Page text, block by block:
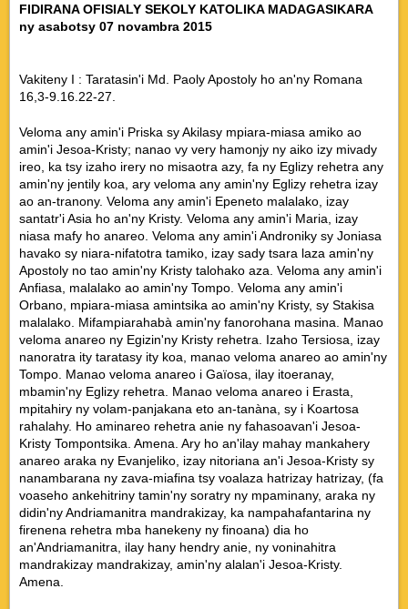
FIDIRANA OFISIALY SEKOLY KATOLIKA MADAGASIKARA
ny asabotsy 07 novambra 2015
Vakiteny I : Taratasin'i Md. Paoly Apostoly ho an'ny Romana
16,3-9.16.22-27.
Veloma any amin'i Priska sy Akilasy mpiara-miasa amiko ao
amin'i Jesoa-Kristy; nanao vy very hamonjy ny aiko izy mivady
ireo, ka tsy izaho irery no misaotra azy, fa ny Eglizy rehetra any
amin'ny jentily koa, ary veloma any amin'ny Eglizy rehetra izay
ao an-tranony. Veloma any amin'i Epeneto malalako, izay
santatr'i Asia ho an'ny Kristy. Veloma any amin'i Maria, izay
niasa mafy ho anareo. Veloma any amin'i Androniky sy Joniasa
havako sy niara-nifatotra tamiko, izay sady tsara laza amin'ny
Apostoly no tao amin'ny Kristy talohako aza. Veloma any amin'i
Anfiasa, malalako ao amin'ny Tompo. Veloma any amin'i
Orbano, mpiara-miasa amintsika ao amin'ny Kristy, sy Stakisa
malalako. Mifampiarahabà amin'ny fanorohana masina. Manao
veloma anareo ny Egizin'ny Kristy rehetra. Izaho Tersiosa, izay
nanoratra ity taratasy ity koa, manao veloma anareo ao amin'ny
Tompo. Manao veloma anareo i Gaïosa, ilay itoeranay,
mbamin'ny Eglizy rehetra. Manao veloma anareo i Erasta,
mpitahiry ny volam-panjakana eto an-tanàna, sy i Koartosa
rahalahy. Ho aminareo rehetra anie ny fahasoavan'i Jesoa-
Kristy Tompontsika. Amena. Ary ho an'ilay mahay mankahery
anareo araka ny Evanjeliko, izay nitoriana an'i Jesoa-Kristy sy
nanambarana ny zava-miafina tsy voalaza hatrizay hatrizay, (fa
voaseho ankehitriny tamin'ny soratry ny mpaminany, araka ny
didin'ny Andriamanitra mandrakizay, ka nampahafantarina ny
firenena rehetra mba hanekeny ny finoana) dia ho
an'Andriamanitra, ilay hany hendry anie, ny voninahitra
mandrakizay mandrakizay, amin'ny alalan'i Jesoa-Kristy.
Amena.